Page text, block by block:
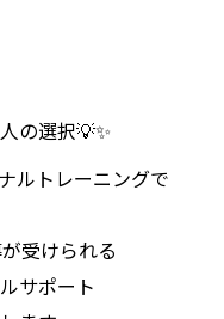
の選択💡✨
ルトレーニングで
受けられる
サポート